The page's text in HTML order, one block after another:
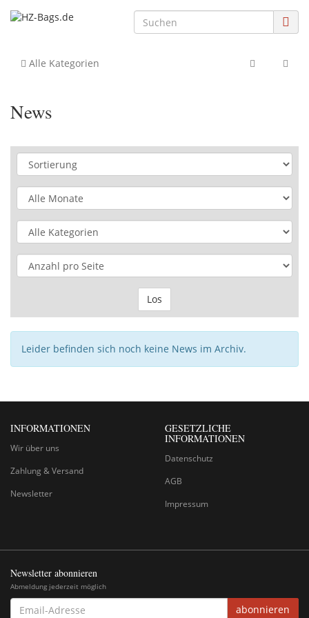
Alle Kategorien
News
Los
Leider befinden sich noch keine News im Archiv.
INFORMATIONEN
Wir über uns
Zahlung & Versand
Newsletter
GESETZLICHE
INFORMATIONEN
Datenschutz
AGB
Impressum
Newsletter abonnieren
Abmeldung jederzeit möglich
EMAIL-
ADRESSE
abonnieren